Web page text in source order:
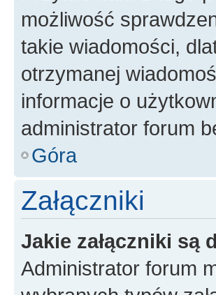
możliwość
takie wiadomości,
otrzymanej
informacje o
administrator forum
Góra
Załączniki
Jakie załączniki są
Administrator forum